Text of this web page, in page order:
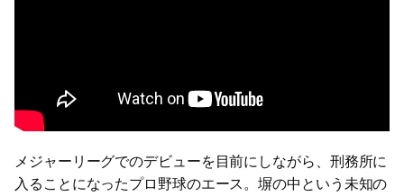
メジャーリーグでのデビューを目前にしながら、刑務所に
入ることになったプロ野球のエース。塀の中という未知の